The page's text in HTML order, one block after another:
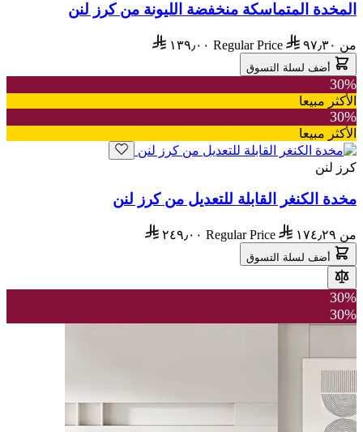
المخدة المتماسكة منخفضة الليونة من كرز لنن
من ٩٧٫٣٠ Regular Price ١٣٩٫٠٠
أضف لسلة التسوق
30%
الأكثر مبيعا
30%
الأكثر مبيعا
كرز لنن
مخدة الكنغر القابلة للتعديل من كرز لنن
من ١٧٤٫٢٩ Regular Price ٢٤٩٫٠٠
أضف لسلة التسوق
30%
30%